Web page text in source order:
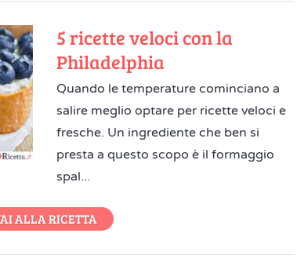
5 ricette veloci con la
Philadelphia
Quando le temperature cominciano a
salire meglio optare per ricette veloci e
fresche. Un ingrediente che ben si
presta a questo scopo è il formaggio
spal...
ALLA RICETTA